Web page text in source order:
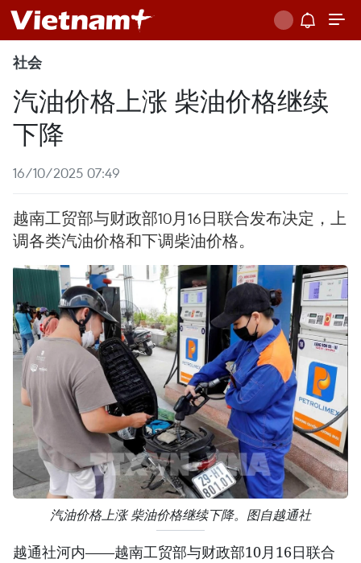
社会
汽油价格上涨 柴油价格继续
下降
16/10/2025 07:49
越南工贸部与财政部10月16日联合发布决定，上
调各类汽油价格和下调柴油价格。
汽油价格上涨 柴油价格继续下降。图自越通社
越通社河内——越南工贸部与财政部10月16日联合